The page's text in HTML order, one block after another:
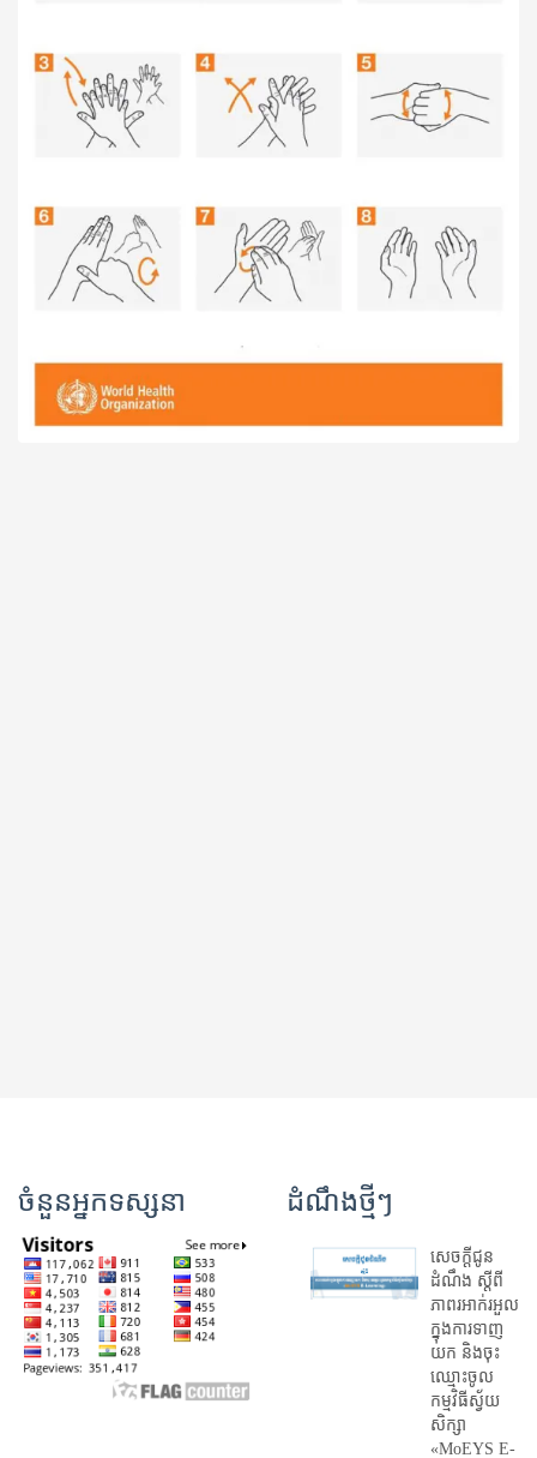
ចំនួនអ្នកទស្សនា ដំណឹងថ្មីៗ
សេចក្តីជូន
ដំណឹង ស្តី​ពី
ភាព​រអាក់រអួល​
ក្នុងការ​ទាញ​
យក និង​ចុះ​
ឈ្មោះ​ចូល​
កម្មវិធី​ស្វ័យ
សិក្សា
«MoEYS E-